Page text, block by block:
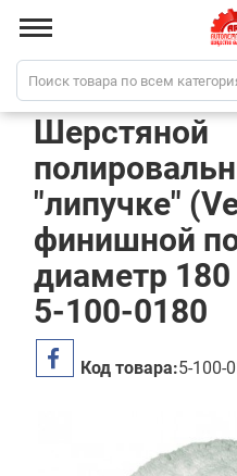
Шерстяной
"липучке"
финишной
диаметр
5-100-0180
Код товара:5-100-